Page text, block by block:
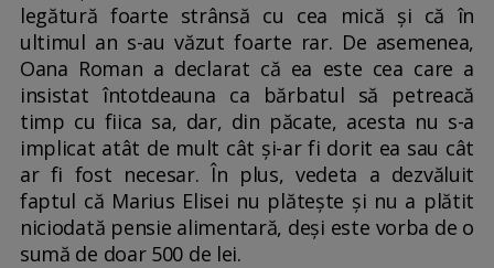
legătură foarte strânsă cu cea mică și că în
ultimul an s-au văzut foarte rar. De asemenea,
Oana Roman a declarat că ea este cea care a
insistat întotdeauna ca bărbatul să petreacă
timp cu fiica sa, dar, din păcate, acesta nu s-a
implicat atât de mult cât și-ar fi dorit ea sau cât
ar fi fost necesar. În plus, vedeta a dezvăluit
faptul că Marius Elisei nu plătește și nu a plătit
niciodată pensie alimentară, deși este vorba de o
sumă de doar 500 de lei.